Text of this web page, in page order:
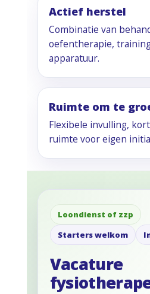
Actief herstel
Combinatie van
oefentherapie,
apparatuur.
Ruimte om te
Flexibele invulling,
ruimte voor eigen
Loondienst of zzp
Starters welkom
Vacature